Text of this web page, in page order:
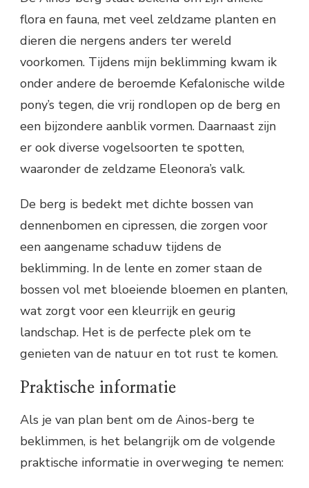
flora en fauna, met veel zeldzame planten en
dieren die nergens anders ter wereld
voorkomen. Tijdens mijn beklimming kwam ik
onder andere de beroemde Kefalonische wilde
pony’s tegen, die vrij rondlopen op de berg en
een bijzondere aanblik vormen. Daarnaast zijn
er ook diverse vogelsoorten te spotten,
waaronder de zeldzame Eleonora’s valk.
De berg is bedekt met dichte bossen van
dennenbomen en cipressen, die zorgen voor
een aangename schaduw tijdens de
beklimming. In de lente en zomer staan de
bossen vol met bloeiende bloemen en planten,
wat zorgt voor een kleurrijk en geurig
landschap. Het is de perfecte plek om te
genieten van de natuur en tot rust te komen.
Praktische informatie
Als je van plan bent om de Ainos-berg te
beklimmen, is het belangrijk om de volgende
praktische informatie in overweging te nemen: